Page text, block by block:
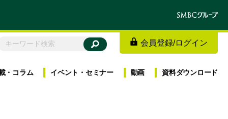
会員登録/ログイン
・ コラム イベント・ セミナー 動画 資料ダウンロード